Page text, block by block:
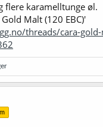
flere karamelltunge øl.
Malt (120 EBC)'
threads/cara-